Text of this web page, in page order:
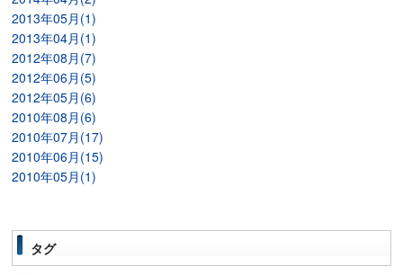
2013年05月(1)
2013年04月(1)
2012年08月(7)
2012年06月(5)
2012年05月(6)
2010年08月(6)
2010年07月(17)
2010年06月(15)
2010年05月(1)
タグ